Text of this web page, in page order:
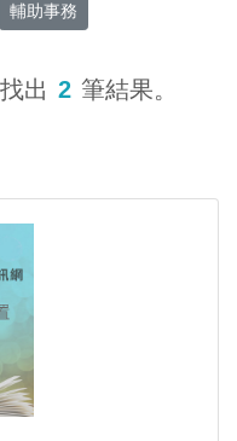
輔助事務
出 2 筆結果。